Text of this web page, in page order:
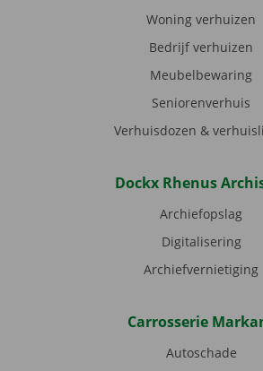
Woning verhuizen
Bedrijf verhuizen
Meubelbewaring
Seniorenverhuis
Verhuisdozen &
Dockx Rhenus
Archiefopslag
Digitalisering
Archiefvernietiging
Carrosserie
Autoschade